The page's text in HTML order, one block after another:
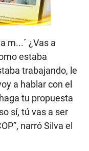
m...´ ¿Vas a
estaba
trabajando, le
a hablar con el
tu propuesta
sí, tú vas a ser
narró Silva el